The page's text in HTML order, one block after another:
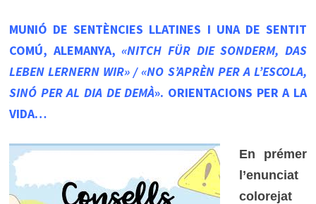
MUNIÓ DE SENTÈNCIES LLATINES I UNA DE SENTIT
COMÚ, ALEMANYA,«NITCH FÜR DIE SONDERM, DAS
LEBEN LERNERN WIR» / «NO S’APRÈN PER A L’ESCOLA,
SINÓ PER AL DIA DE DEMÀ». ORIENTACIONS PER A LA
VIDA…
En prémer
l’enunciat
colorejat